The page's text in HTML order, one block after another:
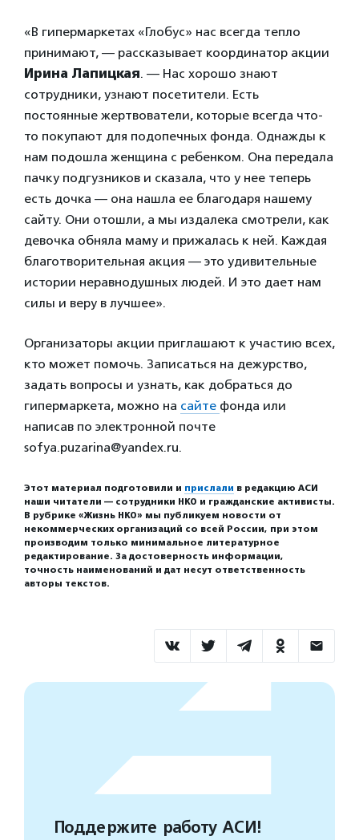
«В гипермаркетах «Глобус» нас всегда тепло
принимают, — рассказывает координатор акции
Ирина Лапицкая. — Нас хорошо знают
сотрудники, узнают посетители. Есть
постоянные жертвователи, которые всегда что-
то покупают для подопечных фонда. Однажды к
нам подошла женщина с ребенком. Она передала
пачку подгузников и сказала, что у нее теперь
есть дочка — она нашла ее благодаря нашему
сайту. Они отошли, а мы издалека смотрели, как
девочка обняла маму и прижалась к ней. Каждая
благотворительная акция — это удивительные
истории неравнодушных людей. И это дает нам
силы и веру в лучшее».
Организаторы акции приглашают к участию всех,
кто может помочь. Записаться на дежурство,
задать вопросы и узнать, как добраться до
гипермаркета, можно на сайте фонда или
написав по электронной почте
sofya.puzarina@yandex.ru.
Этот материал подготовили и прислали в редакцию АСИ
наши читатели — сотрудники НКО и гражданские активисты.
В рубрике «Жизнь НКО» мы публикуем новости от
некоммерческих организаций со всей России, при этом
производим только минимальное литературное
редактирование. За достоверность информации,
точность наименований и дат несут ответственность
авторы текстов.
Поддержите работу АСИ!